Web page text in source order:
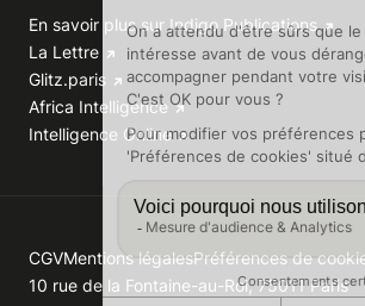
En savoir plus sur Indigo Publications
La Lettre
Glitz.paris
Africa Intelligence
Intelligence Online
CGVMentions légalesPréférences de
10 rue de la Fontaine-au-Roi, 75011 Paris